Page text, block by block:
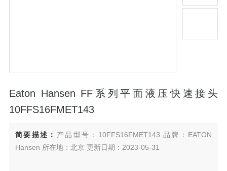
Eaton Hansen FF系列平面液压快速接头
10FFS16FMET143
简要描述： 产品型号：10FFS16FMET143 品牌：EATON
Hansen 所在地：北京 更新日期：2023-05-31